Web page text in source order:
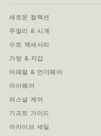
새로운 컬렉션
주얼리 & 시계
수트 액세서리
가방 & 지갑
어패럴 & 언더웨어
아이웨어
퍼스널 케어
기프트 가이드
아카이브 세일